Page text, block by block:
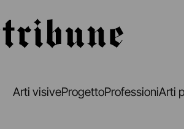
Arti visiveProgettoProfessioniArti